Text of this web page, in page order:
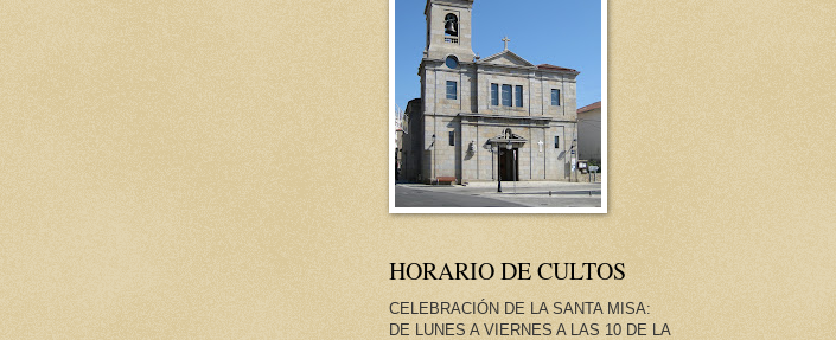
HORARIO DE CULTOS
CELEBRACIÓN DE LA SANTA MISA:
DE LUNES A VIERNES A LAS 10 DE LA